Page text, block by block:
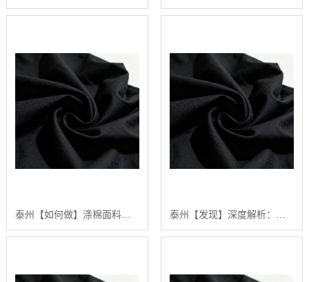
泰州【如何做】涤棉面料深度解析：2024年五大关键趋势与【如何选择高品质供应商】【怎么样?】